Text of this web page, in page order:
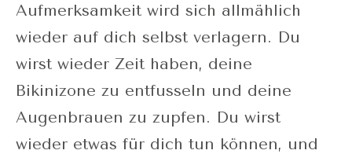
Aufmerksamkeit wird sich allmählich
wieder auf dich selbst verlagern. Du
wirst wieder Zeit haben, deine
Bikinizone zu entfusseln und deine
Augenbrauen zu zupfen. Du wirst
wieder etwas für dich tun können, und